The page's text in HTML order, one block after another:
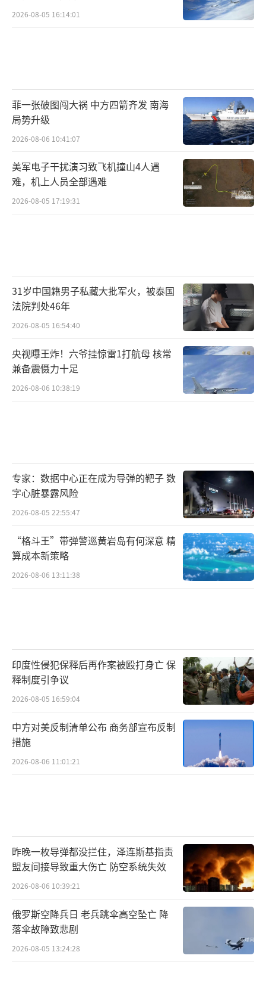
2026-08-05 16:14:01
菲一张破图闯大祸 中方四箭齐发 南海
局势升级
2026-08-06 10:41:07
美军电子干扰演习致飞机撞山4人遇
难，机上人员全部遇难
2026-08-05 17:19:31
31岁中国籍男子私藏大批军火，被泰国
法院判处46年
2026-08-05 16:54:40
央视曝王炸！六爷挂惊雷1打航母 核常
兼备震慑力十足
2026-08-06 10:38:19
专家：数据中心正在成为导弹的靶子 数
字心脏暴露风险
2026-08-05 22:55:47
“格斗王”带弹警巡黄岩岛有何深意 精
算成本新策略
2026-08-06 13:11:38
印度性侵犯保释后再作案被殴打身亡 保
释制度引争议
2026-08-05 16:59:04
中方对美反制清单公布 商务部宣布反制
措施
2026-08-06 11:01:21
昨晚一枚导弹都没拦住，泽连斯基指责
盟友间接导致重大伤亡 防空系统失效
2026-08-06 10:39:21
俄罗斯空降兵日 老兵跳伞高空坠亡 降
落伞故障致悲剧
2026-08-05 13:24:28